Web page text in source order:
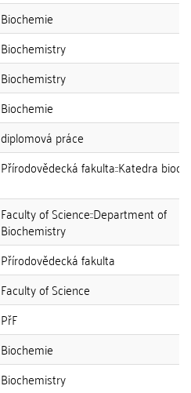
Biochemie
Biochemistry
Biochemistry
Biochemie
diplomová práce
Přírodovědecká fakulta::Katedra
Faculty of Science::Department of
Biochemistry
Přírodovědecká fakulta
Faculty of Science
PřF
Biochemie
Biochemistry